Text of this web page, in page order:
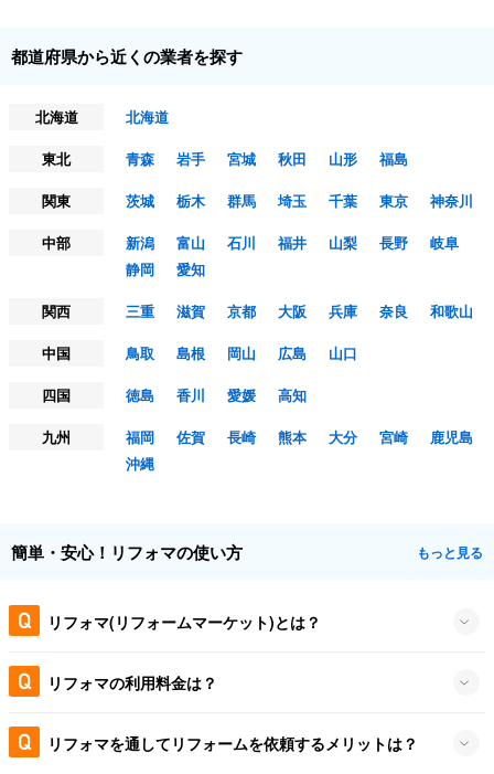
都道府県から近くの業者を探す
北海道
北海道
東北
青森 岩手 宮城 秋田 山形
福島
関東
茨城 栃木 群馬 埼玉 千葉 東京
神奈川
中部
新潟 富山 石川 福井 山梨 長野
岐阜
静岡
愛知
関西
三重 滋賀 京都 大阪 兵庫 奈良
和歌山
中国
鳥取 島根 岡山 広島
山口
四国
徳島 香川 愛媛
高知
九州
福岡 佐賀 長崎 熊本 大分 宮崎
鹿児島
沖縄
簡単・安心！リフォマの使い方 もっと見る
リフォマ(リフォームマーケット)とは？
リフォマの利用料金は？
リフォマを通してリフォームを依頼するメリットは？